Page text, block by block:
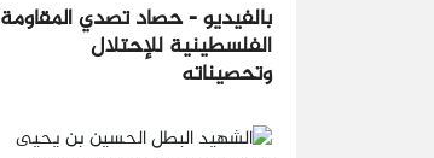
بالفيديو - حصاد تصدي المقاومة
الفلسطينية للإحتلال
وتحصيناته